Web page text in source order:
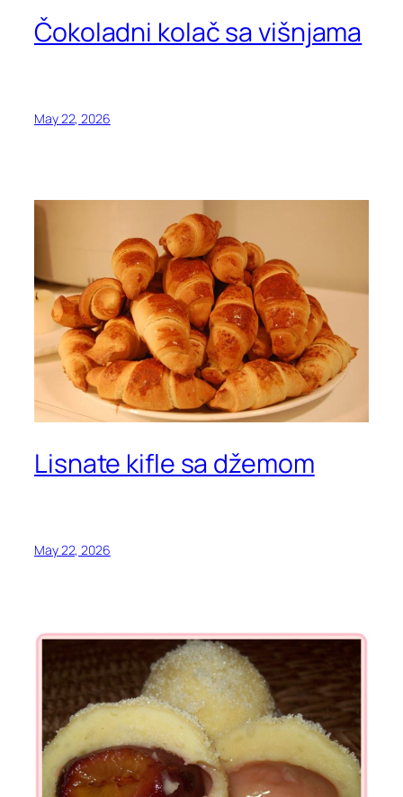
Čokoladni kolač sa višnjama
May 22, 2026
Lisnate kifle sa džemom
May 22, 2026